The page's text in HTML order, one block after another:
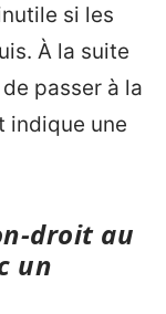
si les
À la suite
passer à la
indique une
droit au
un